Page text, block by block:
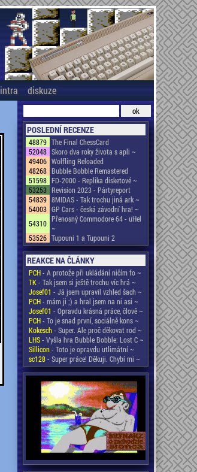
intra diskuze
POSLEDNÍ RECENZE
48879 The Final ChessCard
52048 Skoro dva roky života s apli ~
49406 Wolfling Reloaded
48268 Bubble Bobble Remastered
51598 FD-2000 - Replika disketové ~
53253 Revision 2023 - Pártyreport
54839 8MIDAS - Tak trochu jiná ark ~
54003 GP Cars - česká závodní hra! ~
54310 Přenosný Commodore 64 - uHel
~
53526 Tupouni 1 a Tupouni 2
REAKCE NA ČLÁNKY
PCH- A protože při ukládání ničím fo ~
TK- Tak jsem si ještě trochu víc hrá ~
Josef01 - Já jsem upravil vzhled šach ~
PCH- mám ji ;) a hral jsem na ni asi ~
Josef01 - Opravdu krásná práce, člově ~
PCH- To je snad první, sociálně kons ~
Kokesch- Super. Ale proč děkovat rod ~
LHS- Vyšla hra Bubble Bobble: Lost C ~
Sillicon- Toto je opravdu utlimátní ~
sc128- Super práce! Děkuji. Chybí mi ~